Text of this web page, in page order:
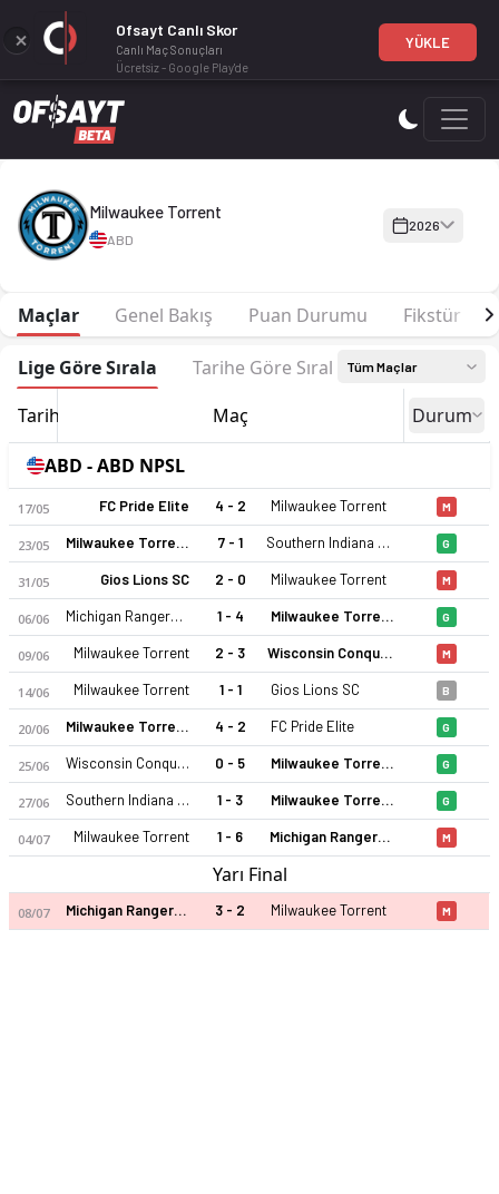
Milwaukee Torrent 2026 sezonu | ABD NPSL'de 4. sırada,
Milwaukee Torrent
ABD
2026
Maçlar Genel Bakış Puan Durumu Fikstür
Lige Göre Sırala Tarihe Göre Sırala Tüm Maçlar
Tarih Maç Durum
ABD - ABD NPSL
17/05 FC Pride Elite 4 - 2 Milwaukee Torrent M
23/05 Milwaukee Torrent 7 - 1 Southern Indiana Guardians FC G
31/05 Gios Lions SC 2 - 0 Milwaukee Torrent M
06/06 Michigan Rangers FC 1 - 4 Milwaukee Torrent G
09/06 Milwaukee Torrent 2 - 3 Wisconsin Conquerors FC M
14/06 Milwaukee Torrent 1 - 1 Gios Lions SC B
20/06 Milwaukee Torrent 4 - 2 FC Pride Elite G
25/06 Wisconsin Conquerors FC 0 - 5 Milwaukee Torrent G
27/06 Southern Indiana Guardians FC 1 - 3 Milwaukee Torrent G
04/07 Milwaukee Torrent 1 - 6 Michigan Rangers FC M
Yarı Final
08/07 Michigan Rangers FC 3 - 2 Milwaukee Torrent M
Ofsayt Canlı Skor
Canlı Maç Sonuçları
Ücretsiz - Google Play'de
YÜKLE